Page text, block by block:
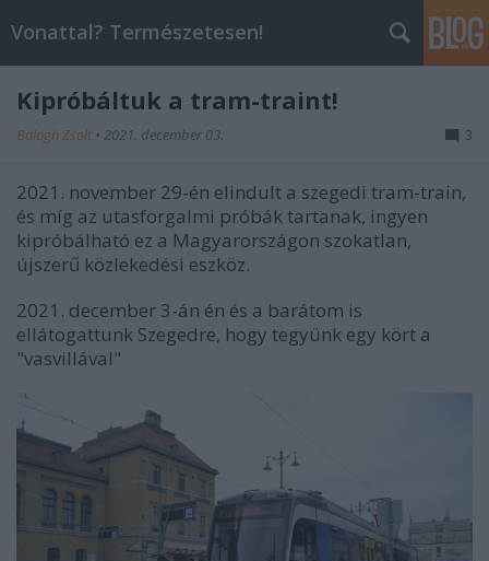
Vonattal? Természetesen!
Kipróbáltuk a tram-traint!
Balogh Zsolt • 2021. december 03. 3
2021. november 29-én elindult a szegedi tram-train,
és míg az utasforgalmi próbák tartanak, ingyen
kipróbálható ez a Magyarországon szokatlan,
újszerű közlekedési eszköz.
2021. december 3-án én és a barátom is
ellátogattunk Szegedre, hogy tegyünk egy kört a
"vasvillával"